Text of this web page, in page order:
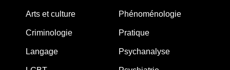
Arts et culture
Criminologie
Langage
Phénoménologie
Pratique
Psychanalyse